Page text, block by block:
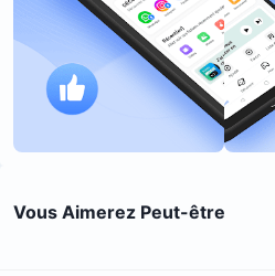
Vous Aimerez Peut-être